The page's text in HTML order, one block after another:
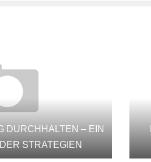
DURCHHALTEN – EIN
STRATEGIEN